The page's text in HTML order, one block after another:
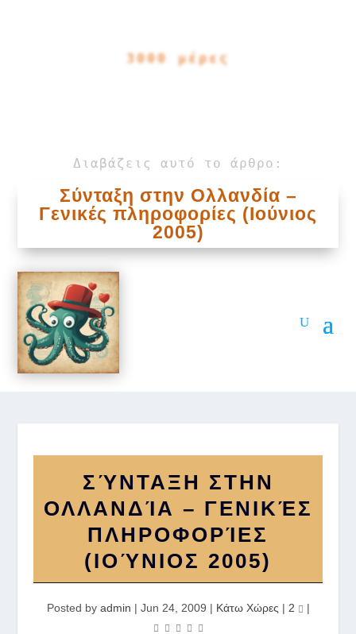
3000 μέρες
Διαβάζεις αυτό το άρθρο:
Σύνταξη στην Ολλανδία –
Γενικές πληροφορίες (Ιούνιος
2005)
ΣΎΝΤΑΞΗ ΣΤΗΝ
ΟΛΛΑΝΔΊΑ – ΓΕΝΙΚΈΣ
ΠΛΗΡΟΦΟΡΊΕΣ
(ΙΟΎΝΙΟΣ 2005)
Posted by admin | Jun 24, 2009 | Κάτω Χώρες | 2 |